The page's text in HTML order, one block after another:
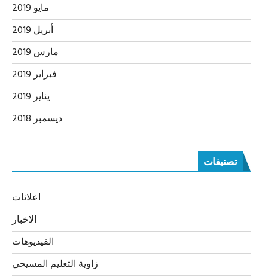
مايو 2019
أبريل 2019
مارس 2019
فبراير 2019
يناير 2019
ديسمبر 2018
تصنيفات
اعلانات
الاخبار
الفيديوهات
زاوية التعليم المسيحي